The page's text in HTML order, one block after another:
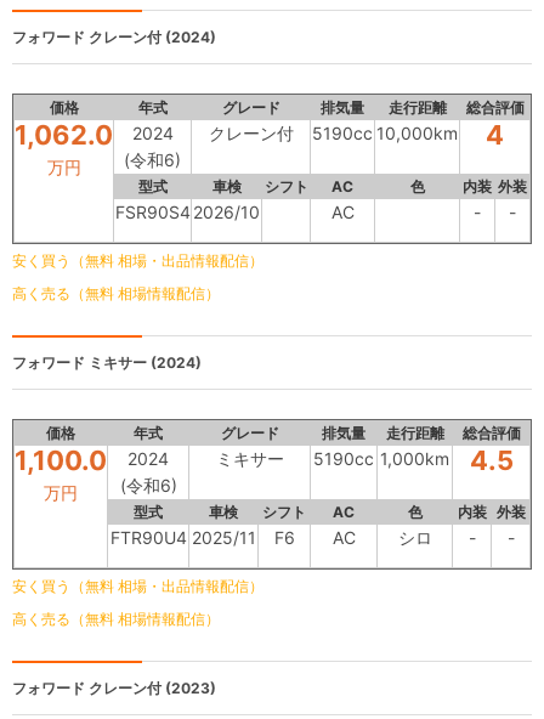
フォワード クレーン付 (2024)
価格 年式 グレード 排気量 走行距離 総合評価
1,062.0
万円
2024
(令和6)
クレーン付 5190cc 10,000km 4
型式 車検 シフト AC 色 内装 外装
FSR90S4 2026/10 AC - -
安く買う（無料 相場・出品情報配信）
高く売る（無料 相場情報配信）
フォワード ミキサー (2024)
価格 年式 グレード 排気量 走行距離 総合評価
1,100.0
万円
2024
(令和6)
ミキサー 5190cc 1,000km 4.5
型式 車検 シフト AC 色 内装 外装
FTR90U4 2025/11 F6 AC シロ - -
安く買う（無料 相場・出品情報配信）
高く売る（無料 相場情報配信）
フォワード クレーン付 (2023)